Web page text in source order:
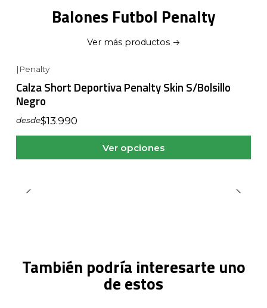
Balones Futbol Penalty
Ver más productos
| Penalty
Calza Short Deportiva Penalty Skin S/Bolsillo
Negro
desde$13.990
Ver opciones
También podría interesarte uno
de estos